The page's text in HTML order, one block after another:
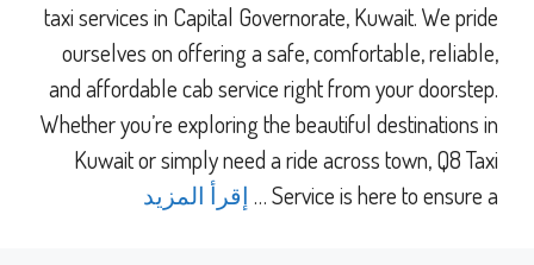
taxi services in Capital Governorate, Kuwait. We pride
ourselves on offering a safe, comfortable, reliable,
and affordable cab service right from your doorstep.
Whether you’re exploring the beautiful destinations in
Kuwait or simply need a ride across town, Q8 Taxi
Service is here to ensure a …
إقرأ المزيد